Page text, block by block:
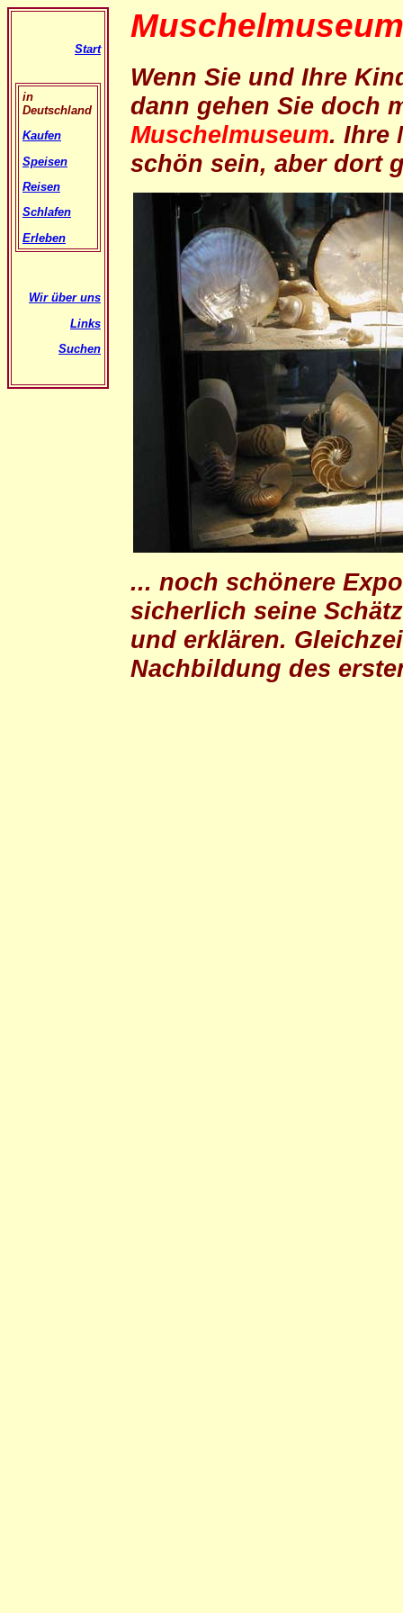
Start
in
Deutschland
Kaufen
Speisen
Reisen
Schlafen
Erleben
Wir über uns
Links
Suchen
Wenn Sie und Ihre
dann gehen Sie doch
Muschelmuseum. Ihre
schön sein, aber dort
... noch schönere
sicherlich seine
und erklären.
Nachbildung des